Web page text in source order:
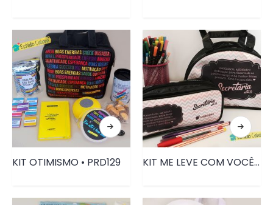
KIT OTIMISMO • PRD129 KIT ME LEVE COM VOCÊ PLUS • PRD048